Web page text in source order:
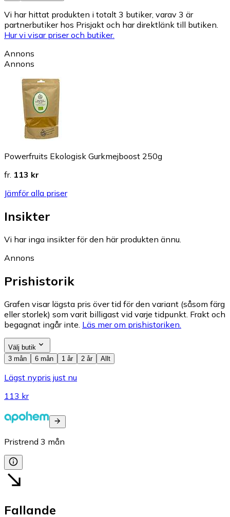
Vi har hittat produkten i totalt 3 butiker, varav 3 är
partnerbutiker hos Prisjakt och har direktlänk till butiken.
Hur vi visar priser och butiker.
Annons
Annons
Powerfruits Ekologisk Gurkmejboost 250g
fr. 113 kr
Jämför alla priser
Insikter
Vi har inga insikter för den här produkten ännu.
Annons
Prishistorik
Grafen visar lägsta pris över tid för den variant (såsom färg
eller storlek) som varit billigast vid varje tidpunkt. Frakt och
begagnat ingår inte. Läs mer om prishistoriken.
Välj butik
3 mån
6 mån 1 år 2 år Allt
Lägst nypris just nu
113 kr
Pristrend 3 mån
Fallande